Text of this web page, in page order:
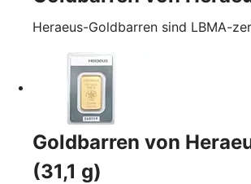
Heraeus-Goldbarren sind LBMA-
Goldbarren von
(31,1 g)